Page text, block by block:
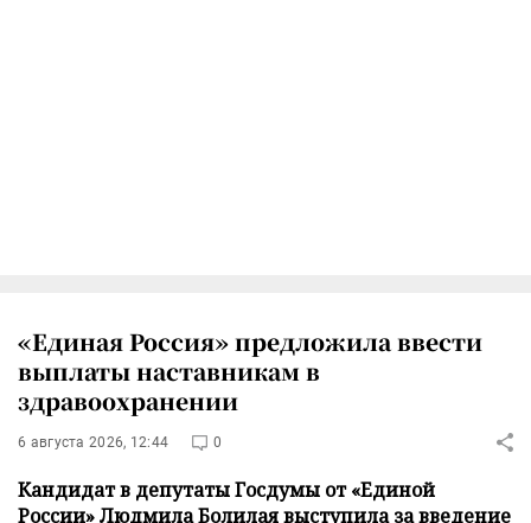
«Единая Россия» предложила ввести
выплаты наставникам в
здравоохранении
6 августа 2026, 12:44 0
Кандидат в депутаты Госдумы от «Единой
России» Людмила Болилая выступила за введение